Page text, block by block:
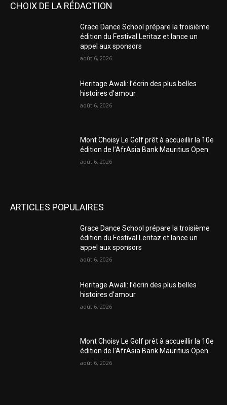
CHOIX DE LA RÉDACTION
Grace Dance School prépare la troisième
édition du Festival Leritaz et lance un
appel aux sponsors
août 6, 2026
Heritage Awali: l’écrin des plus belles
histoires d’amour
août 6, 2026
Mont Choisy Le Golf prêt à accueillir la 10e
édition de l’AfrAsia Bank Mauritius Open
août 6, 2026
ARTICLES POPULAIRES
Grace Dance School prépare la troisième
édition du Festival Leritaz et lance un
appel aux sponsors
août 6, 2026
Heritage Awali: l’écrin des plus belles
histoires d’amour
août 6, 2026
Mont Choisy Le Golf prêt à accueillir la 10e
édition de l’AfrAsia Bank Mauritius Open
août 6, 2026